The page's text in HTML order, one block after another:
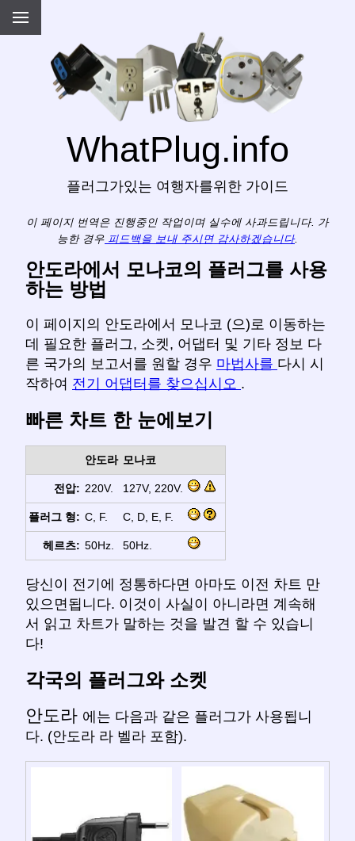
WhatPlug.info
플러그가있는 여행자를위한 가이드
이 페이지 번역은 진행중인 작업이며 실수에 사과드립니다. 가
능한 경우 피드백을 보내 주시면 감사하겠습니다.
안도라에서 모나코의 플러그를 사용
하는 방법
이 페이지의 안도라에서 모나코 (으)로 이동하는
데 필요한 플러그, 소켓, 어댑터 및 기타 정보 다
른 국가의 보고서를 원할 경우 마법사를 다시 시
작하여 전기 어댑터를 찾으십시오 .
빠른 차트 한 눈에보기
안도라 모나코
전압: 220V. 127V, 220V.
플러그 형: C, F. C, D, E, F.
헤르츠: 50Hz. 50Hz.
당신이 전기에 정통하다면 아마도 이전 차트 만
있으면됩니다. 이것이 사실이 아니라면 계속해
서 읽고 차트가 말하는 것을 발견 할 수 있습니
다!
각국의 플러그와 소켓
안도라 에는 다음과 같은 플러그가 사용됩니
다. (안도라 라 벨라 포함).